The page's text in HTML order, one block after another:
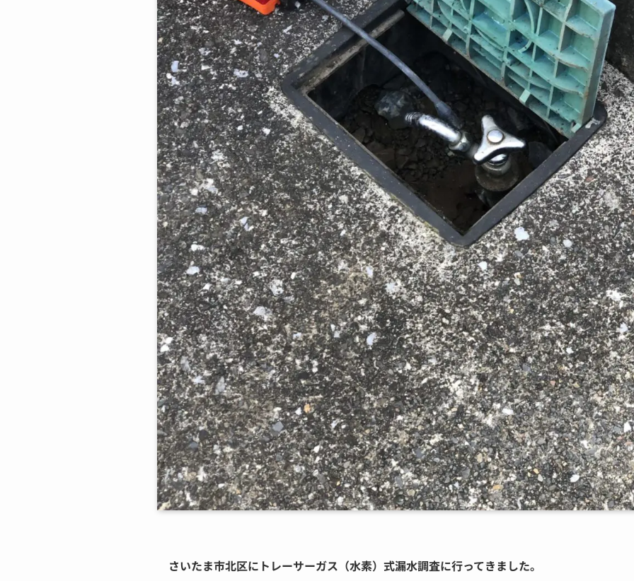
さいたま市北区にトレーサーガス（水素）式漏水調査に行ってきました。